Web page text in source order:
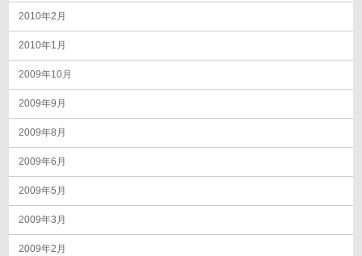
2010年2月
2010年1月
2009年10月
2009年9月
2009年8月
2009年6月
2009年5月
2009年3月
2009年2月